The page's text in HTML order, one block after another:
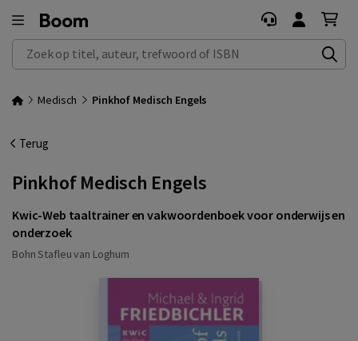
Zoek op titel, auteur, trefwoord of ISBN
Medisch Pinkhof Medisch Engels
Terug
Pinkhof Medisch Engels
Kwic-Web taaltrainer en vakwoordenboek voor onderwijs en
onderzoek
Bohn Stafleu van Loghum